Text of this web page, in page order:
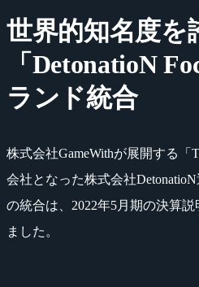
世界的知名度を
「DetonatioN
ランド統合
株式会社GameWithが展開する
会社となった株式会社DetonatioN
の統合は、2022年5月期の決算
ました。